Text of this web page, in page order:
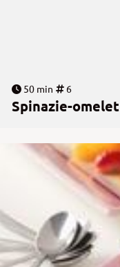
50 min 6
Spinazie-omelet